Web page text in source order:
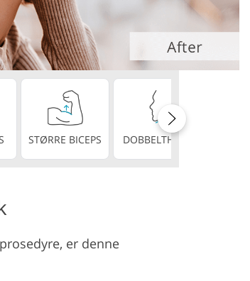
STØRRE BICEPS DOBBELTHAKE
er denne